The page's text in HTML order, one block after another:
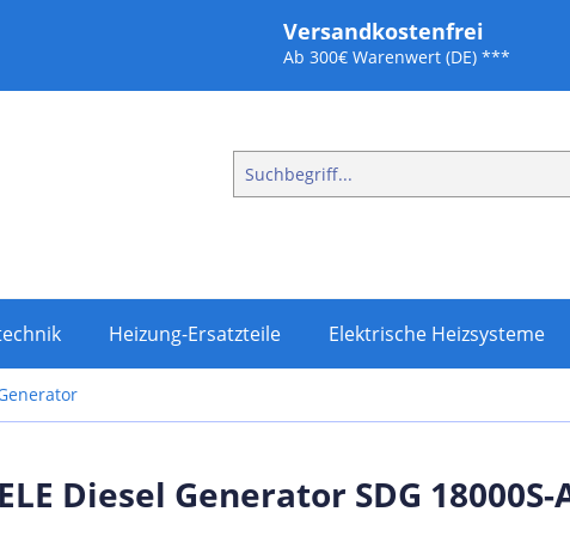
Versandkostenfrei
Ab 300€ Warenwert (DE) ***
Heizung-Ersatzteile Elektrische Heizsysteme
Diesel Generator SDG 18000S-